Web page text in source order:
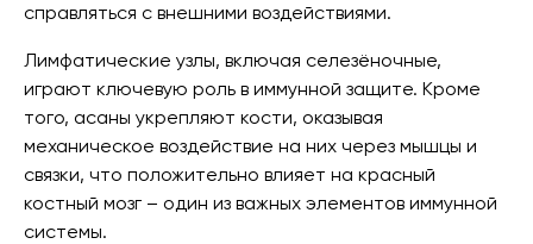
справляться с внешними воздействиями.
Лимфатические узлы, включая селезёночные,
играют ключевую роль в иммунной защите. Кроме
того, асаны укрепляют кости, оказывая
механическое воздействие на них через мышцы и
связки, что положительно влияет на красный
костный мозг – один из важных элементов иммунной
системы.